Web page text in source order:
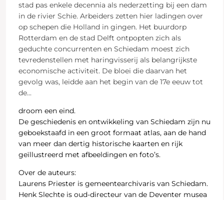
stad pas enkele decennia als nederzetting bij een dam
in de rivier Schie. Arbeiders zetten hier ladingen over
op schepen die Holland in gingen. Het buurdorp
Rotterdam en de stad Delft ontpopten zich als
geduchte concurrenten en Schiedam moest zich
tevredenstellen met haringvisserij als belangrijkste
economische activiteit. De bloei die daarvan het
gevolg was, leidde aan het begin van de 17e eeuw tot
de...
droom een eind.
De geschiedenis en ontwikkeling van Schiedam zijn nu
geboekstaafd in een groot formaat atlas, aan de hand
van meer dan dertig historische kaarten en rijk
geïllustreerd met afbeeldingen en foto’s.
Over de auteurs:
Laurens Priester is gemeentearchivaris van Schiedam.
Henk Slechte is oud-directeur van de Deventer musea